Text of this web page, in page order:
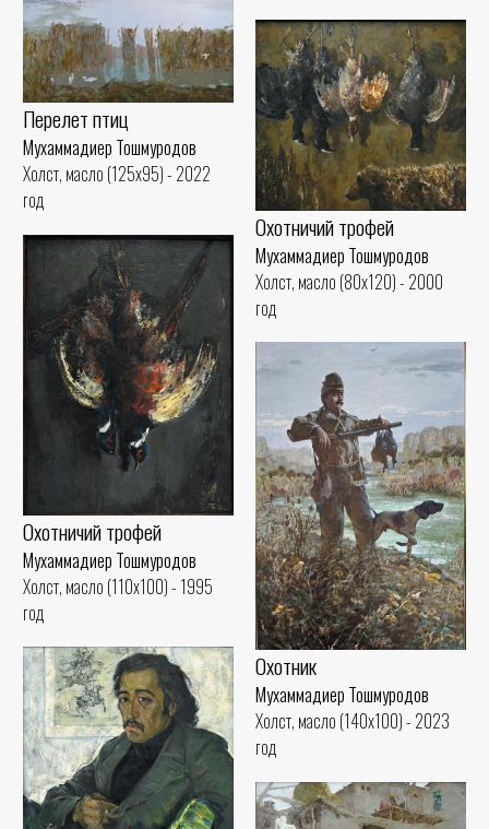
Перелет птиц
Мухаммадиер Тошмуродов
Холст, масло (125x95) - 2022
год
Охотничий трофей
Мухаммадиер Тошмуродов
Холст, масло (80x120) - 2000
год
Охотничий трофей
Мухаммадиер Тошмуродов
Холст, масло (110x100) - 1995
год
Охотник
Мухаммадиер Тошмуродов
Холст, масло (140x100) - 2023
год